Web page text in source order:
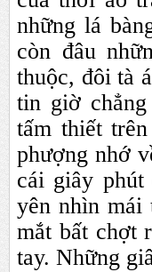
những lá
còn đâu
thuộc, đôi tà
tin giờ
tấm thiết
phượng nhớ
cái giây
yên nhìn mái
mắt bất chợt
tay. Những